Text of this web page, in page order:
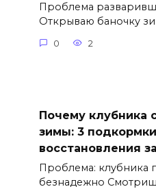
Проблема
Открываю баночку
0 2
Почему клубника
зимы: 3
восстановления
Проблема: клубника
безнадежно